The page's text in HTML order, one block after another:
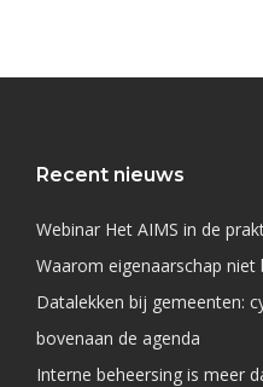
Recent nieuws
Webinar Het AIMS in de
Waarom eigenaarschap
Datalekken bij gemeenten:
bovenaan de agenda
Interne beheersing is meer